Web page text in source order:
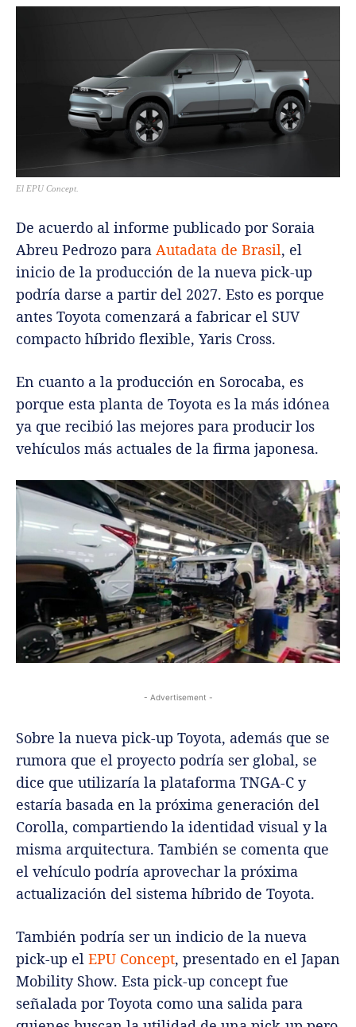
El EPU Concept.
De acuerdo al informe publicado por Soraia
Abreu Pedrozo para Autadata de Brasil, el
inicio de la producción de la nueva pick-up
podría darse a partir del 2027. Esto es porque
antes Toyota comenzará a fabricar el SUV
compacto híbrido flexible, Yaris Cross.
En cuanto a la producción en Sorocaba, es
porque esta planta de Toyota es la más idónea
ya que recibió las mejores para producir los
vehículos más actuales de la firma japonesa.
- Advertisement -
Sobre la nueva pick-up Toyota, además que se
rumora que el proyecto podría ser global, se
dice que utilizaría la plataforma TNGA-C y
estaría basada en la próxima generación del
Corolla, compartiendo la identidad visual y la
misma arquitectura. También se comenta que
el vehículo podría aprovechar la próxima
actualización del sistema híbrido de Toyota.
También podría ser un indicio de la nueva
pick-up el EPU Concept, presentado en el Japan
Mobility Show. Esta pick-up concept fue
señalada por Toyota como una salida para